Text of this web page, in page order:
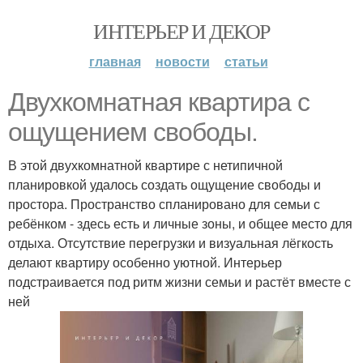
ИНТЕРЬЕР И ДЕКОР
главная новости статьи
Двухкомнатная квартира с
ощущением свободы.
В этой двухкомнатной квартире с нетипичной
планировкой удалось создать ощущение свободы и
простора. Пространство спланировано для семьи с
ребёнком - здесь есть и личные зоны, и общее место для
отдыха. Отсутствие перегрузки и визуальная лёгкость
делают квартиру особенно уютной. Интерьер
подстраивается под ритм жизни семьи и растёт вместе с
ней